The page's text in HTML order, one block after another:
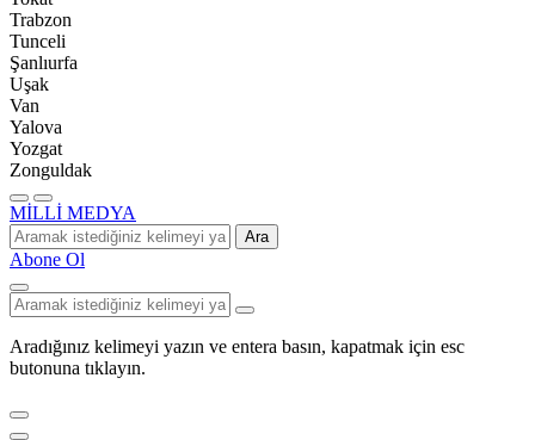
Trabzon
Tunceli
Şanlıurfa
Uşak
Van
Yalova
Yozgat
Zonguldak
MİLLİ MEDYA
Ara
Abone Ol
Aradığınız kelimeyi yazın ve entera basın, kapatmak için esc
butonuna tıklayın.